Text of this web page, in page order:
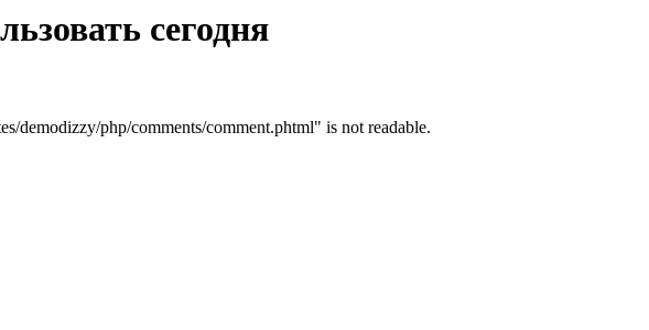
сегодня
demodizzy/php/comments/comment.phtml" is not readable.